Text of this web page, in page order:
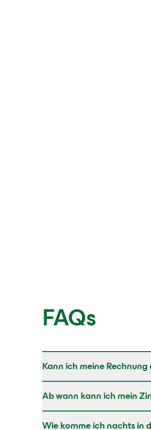
FAQs
Kann ich meine
Ab wann kann ich mein
Wie komme ich nachts in